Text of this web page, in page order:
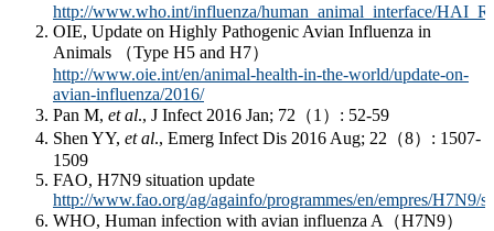
http://www.who.int/influenza/human_animal_interface/
OIE, Update on Highly Pathogenic Avian Influenza in
Animals （Type H5 and H7）
http://www.oie.int/en/animal-health-in-the-world/update-on-
avian-influenza/2016/
Pan M, et al., J Infect 2016 Jan; 72（1）: 52-59
Shen YY, et al., Emerg Infect Dis 2016 Aug; 22（8）: 1507-
1509
FAO, H7N9 situation update
http://www.fao.org/ag/againfo/programmes/en/empres/H7N9/
WHO, Human infection with avian influenza A（H7N9）